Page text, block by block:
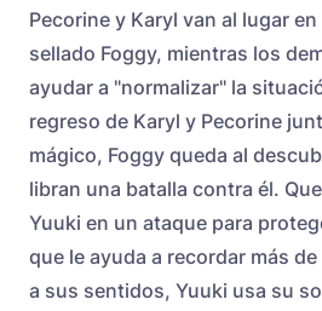
Pecorine y Karyl van al lugar
sellado Foggy, mientras los
ayudar a "normalizar" la
regreso de Karyl y Pecorine
mágico, Foggy queda al
libran una batalla contra él.
Yuuki en un ataque para
que le ayuda a recordar más
a sus sentidos, Yuuki usa su